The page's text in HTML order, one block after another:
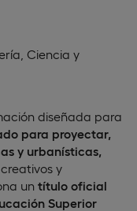
Ciencia y
diseñada para
para proyectar,
y urbanísticas,
y
un título oficial
Superior